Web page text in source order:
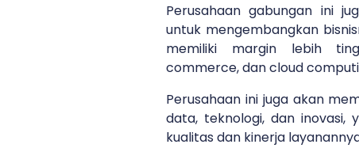
Perusahaan gabungan ini
untuk mengembangkan
memiliki margin lebih
commerce, dan cloud
Perusahaan ini juga akan
data, teknologi, dan inovasi,
kualitas dan kinerja